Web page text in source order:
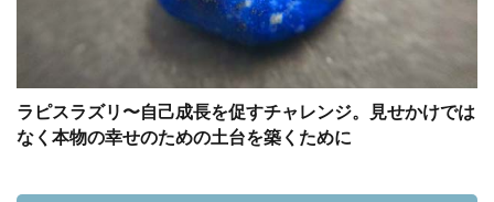
ラピスラズリ〜自己成長を促すチャレンジ。見せかけでは
なく本物の幸せのための土台を築くために